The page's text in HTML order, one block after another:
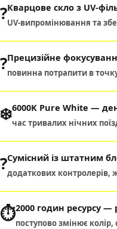
?Кварцове скло з UV-
UV-випромінювання та
?Прецизійне
повинна потрапити в
❄️6000K Pure White —
час тривалих нічних
?Сумісний із штатним
додаткових контролерів,
⏱️2000 годин ресурсу —
поступово змінює